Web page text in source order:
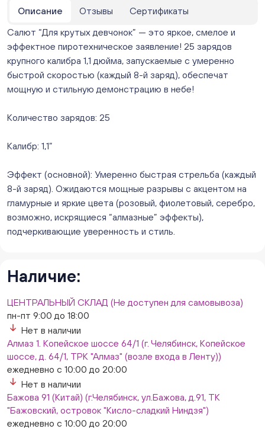
Нет в наличии
ежедневно с 10:00 до 20:00
Нет в наличии
Краснопольский 13г (Цветы) (Краснопольский, 13Г)
ежедневно с 10:00 до 20:00
Нет в наличии
ежедневно с 10:00 до 20:00
Нет в наличии
Черкасская, д.17/1, за ТК "Невский")
Нет в наличии
Овчинникова, д 12 (Челябинск, улица Овчинникова,
12А)
ежедневно с 10:00 до 20:00
Нет в наличии
Нет в наличии
Слон. Миасс, Автозаводцев (ТК Слон, г. Миасс)
Нет в наличии
Сталеваров 5(ЦВЕТЫ) (г. Челябинск, ул. Сталеваров
5/3)
ежедневно с 10:00 до 20:00
Нет в наличии
Описание Отзывы
Сертификаты
Салют “Для крутых девчонок” — это яркое, смелое и
эффектное пиротехническое заявление! 25 зарядов
крупного калибра 1,1 дюйма, запускаемые с умеренно
быстрой скоростью (каждый 8-й заряд), обеспечат
мощную и стильную демонстрацию в небе!
Количество зарядов: 25
Калибр: 1,1”
Эффект (основной): Умеренно быстрая стрельба (каждый
8-й заряд). Ожидаются мощные разрывы с акцентом на
гламурные и яркие цвета (розовый, фиолетовый, серебро,
возможно, искрящиеся “алмазные” эффекты),
подчеркивающие уверенность и стиль.
Наличие:
ЦЕНТРАЛЬНЫЙ СКЛАД (Не доступен для самовывоза)
пн-пт 9:00 до 18:00
Нет в наличии
Алмаз 1. Копейское шоссе 64/1 (г. Челябинск, Копейское
шоссе, д. 64/1, ТРК "Алмаз" (возле входа в Ленту))
ежедневно с 10:00 до 20:00
Нет в наличии
Бажова 91 (Китай) (г.Челябинск, ул.Бажова, д.91, ТК
"Бажовский, островок "Кисло-сладкий Ниндзя")
ежедневно с 10:00 до 20:00